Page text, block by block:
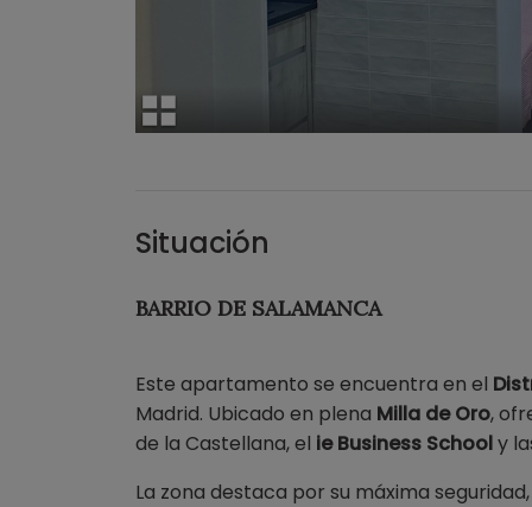
Situación
BARRIO DE SALAMANCA
Este apartamento se encuentra en el
Madrid. Ubicado en plena Milla de Oro,
de la Castellana, el ie Business Schooly
La zona destaca por su máxima